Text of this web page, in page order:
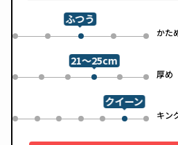
ンで、カバーは自宅で洗濯可能。清
した一枚です。
0 1 2
ふつう
3 かた
4
0 1 2 3
21～25cm
4 厚め
5
0 1 2 3 4 5
クイーン
キン
6